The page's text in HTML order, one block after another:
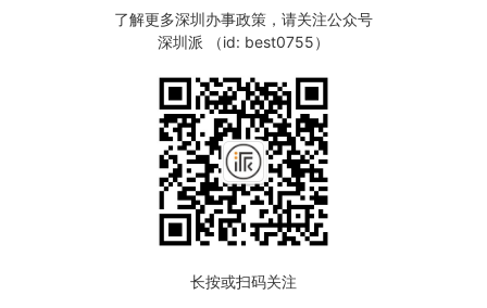
了解更多深圳办事政策，请关注公众号
深圳派 （id: best0755）
长按或扫码关注